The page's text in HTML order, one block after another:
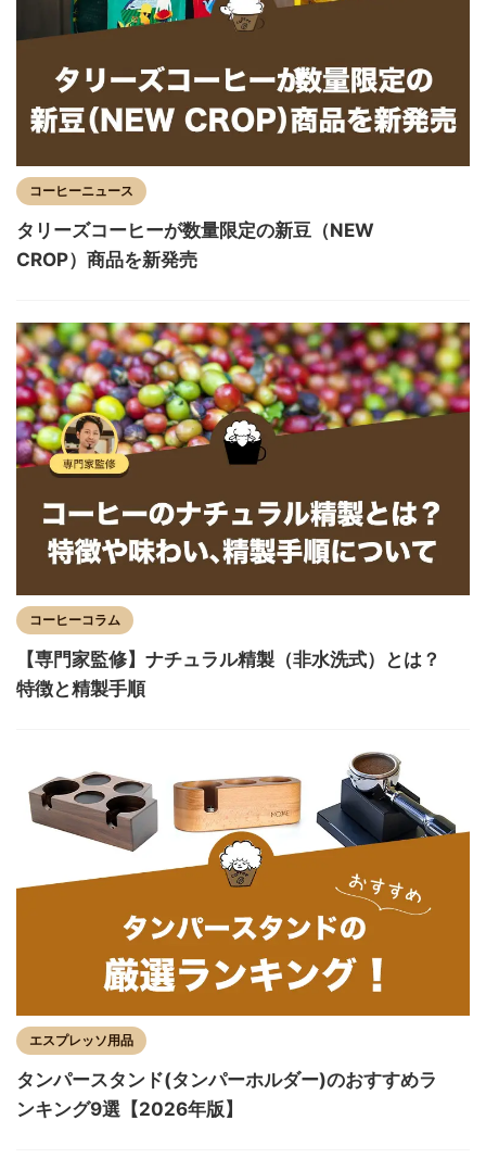
コーヒーニュース
タリーズコーヒーが数量限定の新豆（NEW
CROP）商品を新発売
コーヒーコラム
【専門家監修】ナチュラル精製（非水洗式）とは？
特徴と精製手順
エスプレッソ用品
タンパースタンド(タンパーホルダー)のおすすめラ
ンキング9選【2026年版】